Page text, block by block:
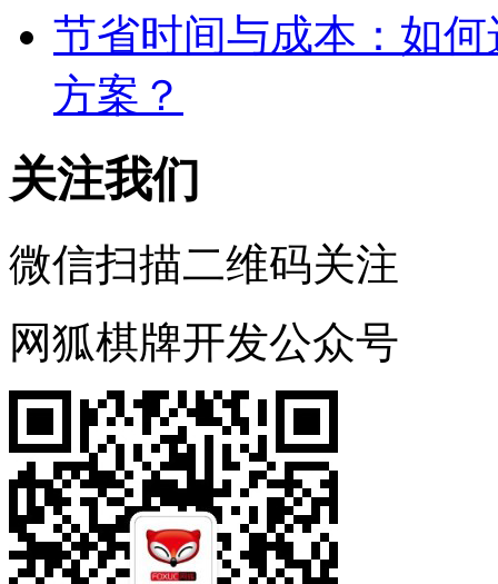
节省时间与成本：如
方案？
关注我们
微信扫描二维码关注
网狐棋牌开发公众号